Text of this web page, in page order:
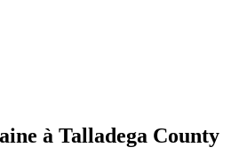
à Talladega County